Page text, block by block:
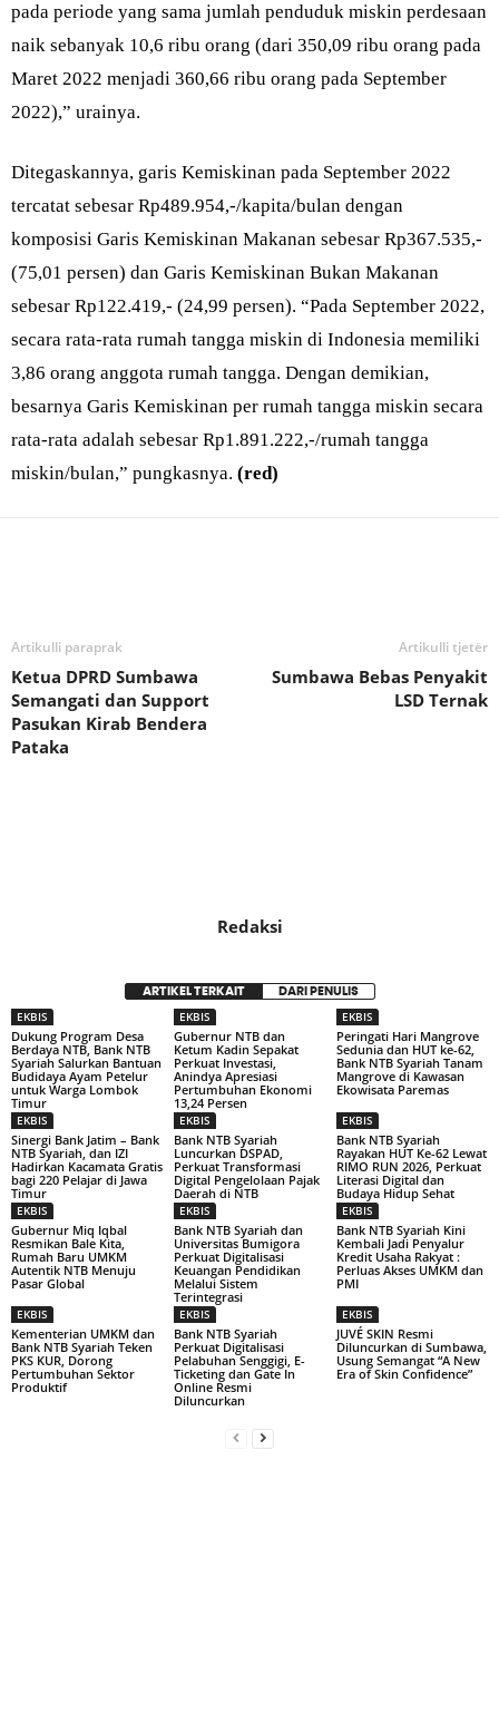
pada periode yang sama jumlah penduduk miskin perdesaan
naik sebanyak 10,6 ribu orang (dari 350,09 ribu orang pada
Maret 2022 menjadi 360,66 ribu orang pada September
2022),” urainya.
Ditegaskannya, garis Kemiskinan pada September 2022
tercatat sebesar Rp489.954,-/kapita/bulan dengan
komposisi Garis Kemiskinan Makanan sebesar Rp367.535,-
(75,01 persen) dan Garis Kemiskinan Bukan Makanan
sebesar Rp122.419,- (24,99 persen). “Pada September 2022,
secara rata-rata rumah tangga miskin di Indonesia memiliki
3,86 orang anggota rumah tangga. Dengan demikian,
besarnya Garis Kemiskinan per rumah tangga miskin secara
rata-rata adalah sebesar Rp1.891.222,-/rumah tangga
miskin/bulan,” pungkasnya. (red)
Artikulli paraprak
Ketua DPRD Sumbawa
Semangati dan Support
Pasukan Kirab Bendera
Pataka
Artikulli tjetër
Sumbawa Bebas Penyakit
LSD Ternak
Redaksi
ARTIKEL TERKAIT DARI PENULIS
EKBIS
Dukung Program Desa
Berdaya NTB, Bank NTB
Syariah Salurkan Bantuan
Budidaya Ayam Petelur
untuk Warga Lombok
Timur
EKBIS
Gubernur NTB dan
Ketum Kadin Sepakat
Perkuat Investasi,
Anindya Apresiasi
Pertumbuhan Ekonomi
13,24 Persen
EKBIS
Peringati Hari Mangrove
Sedunia dan HUT ke-62,
Bank NTB Syariah Tanam
Mangrove di Kawasan
Ekowisata Paremas
EKBIS
Sinergi Bank Jatim – Bank
NTB Syariah, dan IZI
Hadirkan Kacamata Gratis
bagi 220 Pelajar di Jawa
Timur
EKBIS
Bank NTB Syariah
Luncurkan DSPAD,
Perkuat Transformasi
Digital Pengelolaan Pajak
Daerah di NTB
EKBIS
Bank NTB Syariah
Rayakan HUT Ke-62 Lewat
RIMO RUN 2026, Perkuat
Literasi Digital dan
Budaya Hidup Sehat
EKBIS
Gubernur Miq Iqbal
Resmikan Bale Kita,
Rumah Baru UMKM
Autentik NTB Menuju
Pasar Global
EKBIS
Bank NTB Syariah dan
Universitas Bumigora
Perkuat Digitalisasi
Keuangan Pendidikan
Melalui Sistem
Terintegrasi
EKBIS
Bank NTB Syariah Kini
Kembali Jadi Penyalur
Kredit Usaha Rakyat :
Perluas Akses UMKM dan
PMI
EKBIS
Kementerian UMKM dan
Bank NTB Syariah Teken
PKS KUR, Dorong
Pertumbuhan Sektor
Produktif
EKBIS
Bank NTB Syariah
Perkuat Digitalisasi
Pelabuhan Senggigi, E-
Ticketing dan Gate In
Online Resmi
Diluncurkan
EKBIS
JUVÉ SKIN Resmi
Diluncurkan di Sumbawa,
Usung Semangat “A New
Era of Skin Confidence”